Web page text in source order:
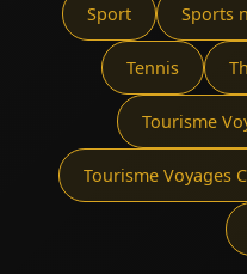
Sport Sports
Tennis
Tourisme
Tourisme Voyages